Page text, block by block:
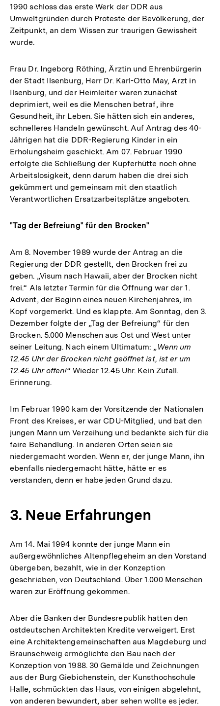
1990 schloss das erste Werk der DDR aus
Umweltgründen durch Proteste der Bevölkerung, der
Zeitpunkt, an dem Wissen zur traurigen Gewissheit
wurde.
Frau Dr. Ingeborg Röthing, Ärztin und Ehrenbürgerin
der Stadt Ilsenburg, Herr Dr. Karl-Otto May, Arzt in
Ilsenburg, und der Heimleiter waren zunächst
deprimiert, weil es die Menschen betraf, ihre
Gesundheit, ihr Leben. Sie hätten sich ein anderes,
schnelleres Handeln gewünscht. Auf Antrag des 40-
Jährigen hat die DDR-Regierung Kinder in ein
Erholungsheim geschickt. Am 07. Februar 1990
erfolgte die Schließung der Kupferhütte noch ohne
Arbeitslosigkeit, denn darum haben die drei sich
gekümmert und gemeinsam mit den staatlich
Verantwortlichen Ersatzarbeitsplätze angeboten.
"Tag der Befreiung" für den Brocken"
Am 8. November 1989 wurde der Antrag an die
Regierung der DDR gestellt, den Brocken frei zu
geben. „Visum nach Hawaii, aber der Brocken nicht
frei.“ Als letzter Termin für die Öffnung war der 1.
Advent, der Beginn eines neuen Kirchenjahres, im
Kopf vorgemerkt. Und es klappte. Am Sonntag, den 3.
Dezember folgte der „Tag der Befreiung“ für den
Brocken. 5.000 Menschen aus Ost und West unter
seiner Leitung. Nach einem Ultimatum: „Wenn um
12.45 Uhr der Brocken nicht geöffnet ist, ist er um
12.45 Uhr offen!“ Wieder 12.45 Uhr. Kein Zufall.
Erinnerung.
Im Februar 1990 kam der Vorsitzende der Nationalen
Front des Kreises, er war CDU-Mitglied, und bat den
jungen Mann um Verzeihung und bedankte sich für die
faire Behandlung. In anderen Orten seien sie
niedergemacht worden. Wenn er, der junge Mann, ihn
ebenfalls niedergemacht hätte, hätte er es
verstanden, denn er habe jeden Grund dazu.
3. Neue Erfahrungen
Am 14. Mai 1994 konnte der junge Mann ein
außergewöhnliches Altenpflegeheim an den Vorstand
übergeben, bezahlt, wie in der Konzeption
geschrieben, von Deutschland. Über 1.000 Menschen
waren zur Eröffnung gekommen.
Aber die Banken der Bundesrepublik hatten den
ostdeutschen Architekten Kredite verweigert. Erst
eine Architektengemeinschaften aus Magdeburg und
Braunschweig ermöglichte den Bau nach der
Konzeption von 1988. 30 Gemälde und Zeichnungen
aus der Burg Giebichenstein, der Kunsthochschule
Halle, schmückten das Haus, von einigen abgelehnt,
von anderen bewundert, aber sehen wollte es jeder.